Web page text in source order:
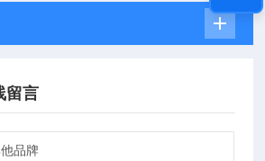
留言
品牌